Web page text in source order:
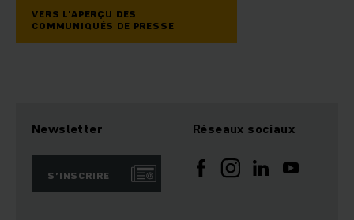
VERS L'APERÇU DES
COMMUNIQUÉS DE PRESSE
Newsletter
S’INSCRIRE
Réseaux sociaux